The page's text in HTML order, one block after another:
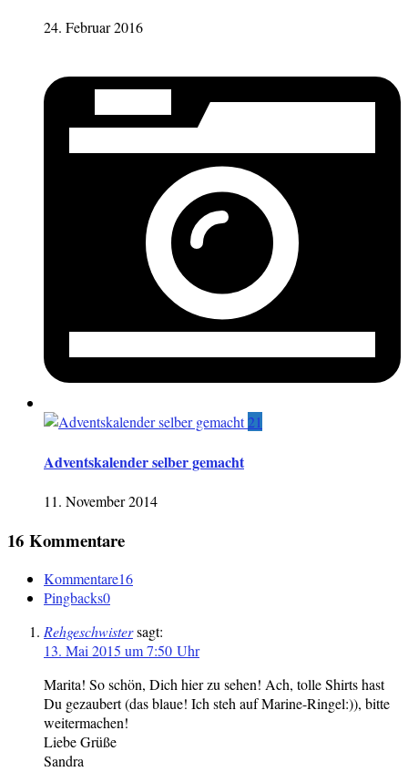
24. Februar 2016
21
Adventskalender selber gemacht
11. November 2014
16 Kommentare
Kommentare16
Pingbacks0
Rehgeschwistersagt:
13. Mai 2015 um 7:50 Uhr
Marita! So schön, Dich hier zu sehen! Ach, tolle Shirts hast
Du gezaubert (das blaue! Ich steh auf Marine-Ringel:)), bitte
weitermachen!
Liebe Grüße
Sandra